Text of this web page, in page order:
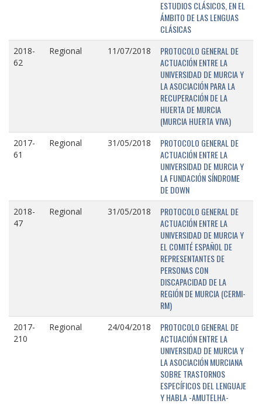
ESTUDIOS CLÁSICOS, EN EL
ÁMBITO DE LAS LENGUAS
CLÁSICAS
2018-
62
Regional 11/07/2018
PROTOCOLO GENERAL DE
ACTUACIÓN ENTRE LA
UNIVERSIDAD DE MURCIA Y
LA ASOCIACIÓN PARA LA
RECUPERACIÓN DE LA
HUERTA DE MURCIA
(MURCIA HUERTA VIVA)
2017-
61
Regional 31/05/2018
PROTOCOLO GENERAL DE
ACTUACIÓN ENTRE LA
UNIVERSIDAD DE MURCIA Y
LA FUNDACIÓN SÍNDROME
DE DOWN
2018-
47
Regional 31/05/2018
PROTOCOLO GENERAL DE
ACTUACIÓN ENTRE LA
UNIVERSIDAD DE MURCIA Y
EL COMITÉ ESPAÑOL DE
REPRESENTANTES DE
PERSONAS CON
DISCAPACIDAD DE LA
REGIÓN DE MURCIA (CERMI-
RM)
2017-
210
Regional 24/04/2018
PROTOCOLO GENERAL DE
ACTUACIÓN ENTRE LA
UNIVERSIDAD DE MURCIA Y
LA ASOCIACIÓN MURCIANA
SOBRE TRASTORNOS
ESPECÍFICOS DEL LENGUAJE
Y HABLA -AMUTELHA-